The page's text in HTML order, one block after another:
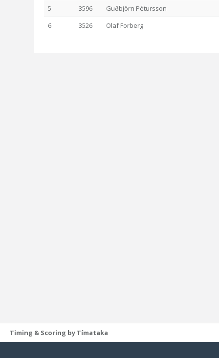
5
3596
Guðbjörn Pétursson
6
3526 Olaf Forberg
Timing & Scoring by Tímataka